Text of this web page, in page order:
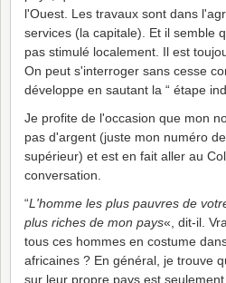
l'Ouest. Les travaux sont dans
services (la capitale). Et il semble
pas stimulé localement. Il est
On peut s'interroger sans cesse
développe en sautant la “ étape
Je profite de l'occasion que mon
pas d'argent (juste mon numéro
supérieur) et est en fait aller au
conversation.
“L'homme les plus pauvres de
plus riches de mon pays«, dit-il.
tous ces hommes en costume
africaines ? En général, je trouve
sur leur propre pays est